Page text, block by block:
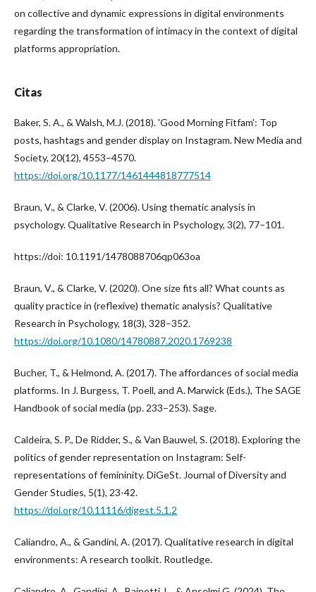
on collective and dynamic expressions in digital environments
regarding the transformation of intimacy in the context of digital
platforms appropriation.
Citas
Baker, S. A., & Walsh, M.J. (2018). 'Good Morning Fitfam': Top
posts, hashtags and gender display on Instagram. New Media and
Society, 20(12), 4553–4570.
https://doi.org/10.1177/1461444818777514
Braun, V., & Clarke, V. (2006). Using thematic analysis in
psychology. Qualitative Research in Psychology, 3(2), 77–101.
https://doi: 10.1191/1478088706qp063oa
Braun, V., & Clarke, V. (2020). One size fits all? What counts as
quality practice in (reflexive) thematic analysis? Qualitative
Research in Psychology, 18(3), 328–352.
https://doi.org/10.1080/14780887.2020.1769238
Bucher, T., & Helmond, A. (2017). The affordances of social media
platforms. In J. Burgess, T. Poell, and A. Marwick (Eds.), The SAGE
Handbook of social media (pp. 233–253). Sage.
Caldeira, S. P., De Ridder, S., & Van Bauwel, S. (2018). Exploring the
politics of gender representation on Instagram: Self-
representations of femininity. DiGeSt. Journal of Diversity and
Gender Studies, 5(1), 23-42.
https://doi.org/10.11116/digest.5.1.2
Caliandro, A., & Gandini, A. (2017). Qualitative research in digital
environments: A research toolkit. Routledge.